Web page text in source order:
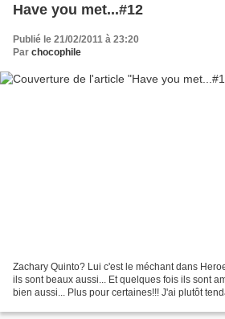
Have you met...#12
Publié le 21/02/2011 à 23:20
Par chocophile
Zachary Quinto? Lui c'est le méchant dans
ils sont beaux aussi... Et quelques fois ils sont
bien aussi... Plus pour certaines!!! J'ai plutôt